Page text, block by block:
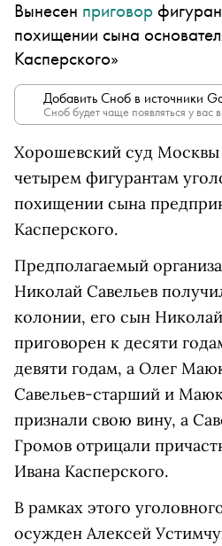
Вынесен приговор
похищении сына
Касперского»
Добавить Сноб в источники
Сноб будет чаще появляться у вас
Хорошевский суд Москвы
четырем фигурантам
похищении сына
Касперского.
Предполагаемый о
Николай Савельев
колонии, его сын
приговорен к десяти
девяти годам, а Олег
Савельев-старший и
признали свою вину, а
Громов отрицали
Ивана Касперского.
В рамках этого
осужден Алексей